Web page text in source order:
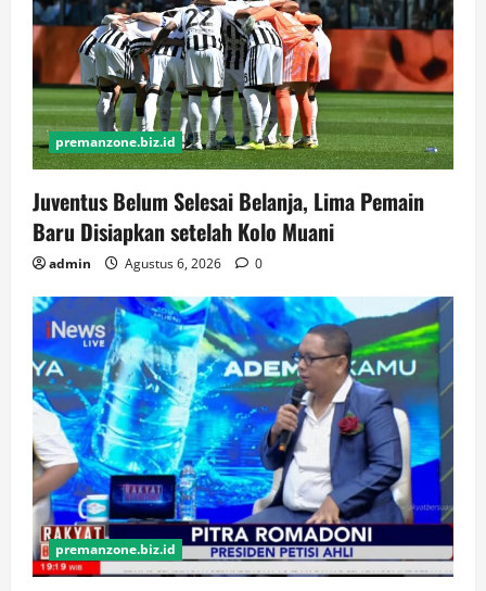
premanzone.biz.id
Juventus Belum Selesai Belanja, Lima Pemain
Baru Disiapkan setelah Kolo Muani
admin Agustus 6, 2026 0
premanzone.biz.id